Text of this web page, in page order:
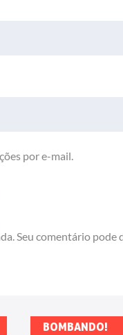
por e-mail.
Seu comentário pode
BOMBANDO!